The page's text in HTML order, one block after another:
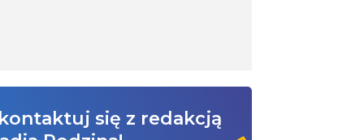
się z redakcją